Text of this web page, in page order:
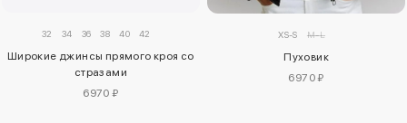
32 34 36 38 40 42
Широкие джинсы прямого кроя со
стразами
6970 ₽
XS-S M-L
Пуховик
6970 ₽